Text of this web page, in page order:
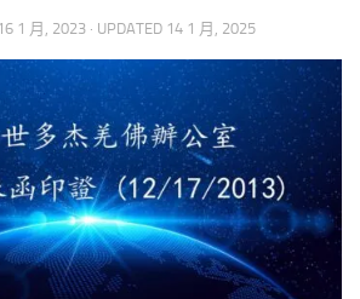
16 1 月, 2023 · UPDATED 14 1 月, 2025